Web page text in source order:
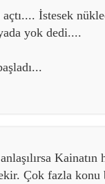
açtı.... İstesek
yok dedi....
Kainatın
Çok fazla konu